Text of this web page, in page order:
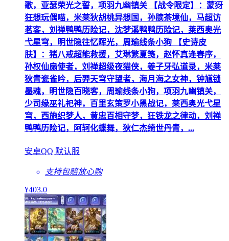
歌，亚瑟荣光之誓，项羽九幽镇关 【战令限定】：蒙犽
狂想玩偶喵，米莱狄胡桃异想国，孙膑茶境仙，马超访
茗客，刘禅鸭鸭历险记，沈梦溪鸭鸭历险记，莱西奥光
弋星穹，明世隐往忆晖光，周瑜线条小狗 【史诗皮
肤】：猪八戒超能救援，艾琳繁夏笺，赵怀真逢春序，
孙权仙扇使者，刘禅超级夜猫侠，姜子牙弘道录，米莱
狄青瓷雀吟，后羿天穹守望者，海月海之女神，钟馗锁
墨魂，明世隐百晓客，周瑜线条小狗，项羽九幽镇关，
少司缘巫礼祀神，百里玄策罗小黑战记，莱西奥光弋星
穹，西施织梦人，黄忠百相守梦，狂铁龙之律动，刘禅
鸭鸭历险记，阿轲化蝶舞，狄仁杰绮世丹青，...
安卓QQ 默认服
支持包赔放心购
¥403.0